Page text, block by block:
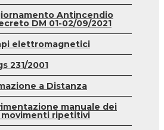
Antincendio
DM 01-02/09/2021
elettromagnetici
231/2001
a Distanza
manuale dei
movimenti ripetitivi